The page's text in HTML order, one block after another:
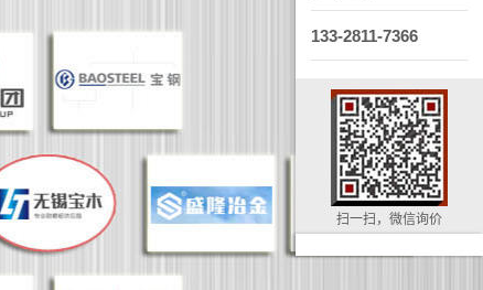
133-2811-7366
扫一扫，微信询价